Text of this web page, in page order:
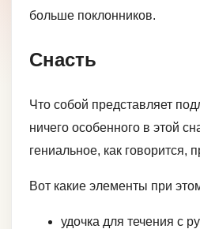
больше поклонников.
Снасть
Что собой представляет
ничего особенного в этой
гениальное, как говорится,
Вот какие элементы при
удочка для течения с